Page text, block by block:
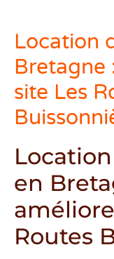
Location
Bretagne
site Les
en
Routes